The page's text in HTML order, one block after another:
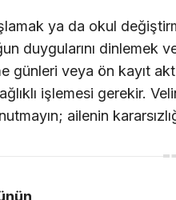
ya da okul
duygularını dinlemek
günleri veya ön kayıt
işlemesi gerekir.
ailenin